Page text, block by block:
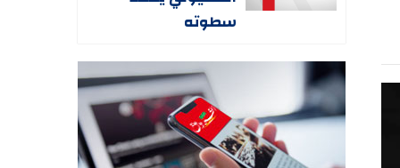
سطوته